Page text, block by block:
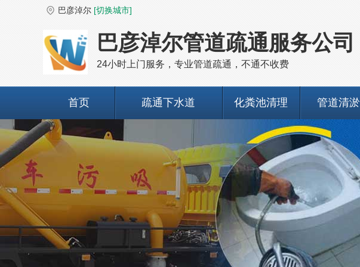
巴彦淖尔 [切换城市]
巴彦淖尔管道疏通服务公司
24小时上门服务，专业管道疏通，不通不收费
首页 疏通下水道 化粪池清理 管道清淤